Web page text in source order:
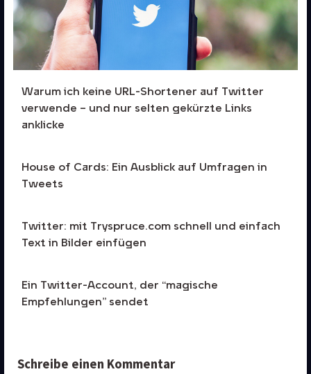
Warum ich keine URL-Shortener auf Twitter
verwende – und nur selten gekürzte Links
anklicke
House of Cards: Ein Ausblick auf Umfragen in
Tweets
Twitter: mit Tryspruce.com schnell und einfach
Text in Bilder einfügen
Ein Twitter-Account, der “magische
Empfehlungen” sendet
Schreibe einen Kommentar